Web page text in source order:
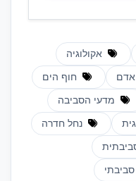
אקולוגיה
חוף הים
מדעי הסביבה
נחל חדרה
סביבתי